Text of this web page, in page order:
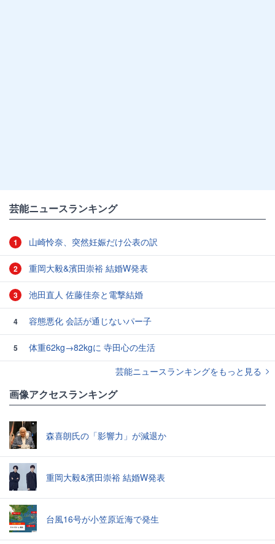
芸能ニュースランキング
1 山崎怜奈、突然妊娠だけ公表の訳
2 重岡大毅&濱田崇裕 結婚W発表
3 池田直人 佐藤佳奈と電撃結婚
4 容態悪化 会話が通じないパー子
5
体重62kg→82kgに 寺田心の生活
芸能ニュースランキングをもっと見る
画像アクセスランキング
森喜朗氏の「影響力」が減退か
重岡大毅&濱田崇裕 結婚W発表
台風16号が小笠原近海で発生